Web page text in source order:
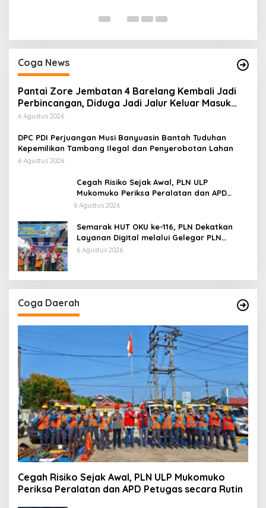
Coga News
Pantai Zore Jembatan 4 Barelang Kembali Jadi
Perbincangan, Diduga Jadi Jalur Keluar Masuk
Barang Tanpa Dokumen Kepabeanan, Nama
Mengungkap Dugaan Aktivitas di Kawasan Pesisir
6 Agustus 2026
DPC PDI Perjuangan Musi Banyuasin Bantah Tuduhan
Kepemilikan Tambang Ilegal dan Penyerobotan Lahan
6 Agustus 2026
Cegah Risiko Sejak Awal, PLN ULP
Mukomuko Periksa Peralatan dan APD
Petugas secara Rutin
6 Agustus 2026
Semarak HUT OKU ke-116, PLN Dekatkan
Layanan Digital melalui Gelegar PLN
Mobile 2026
6 Agustus 2026
Coga Daerah
Cegah Risiko Sejak Awal, PLN ULP Mukomuko
Periksa Peralatan dan APD Petugas secara Rutin